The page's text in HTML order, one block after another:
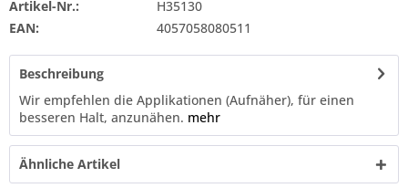
Artikel-Nr.:
H35130
EAN:
4057058080511
Beschreibung
Wir empfehlen die Applikationen (Aufnäher), für einen
besseren Halt, anzunähen. mehr
Ähnliche Artikel